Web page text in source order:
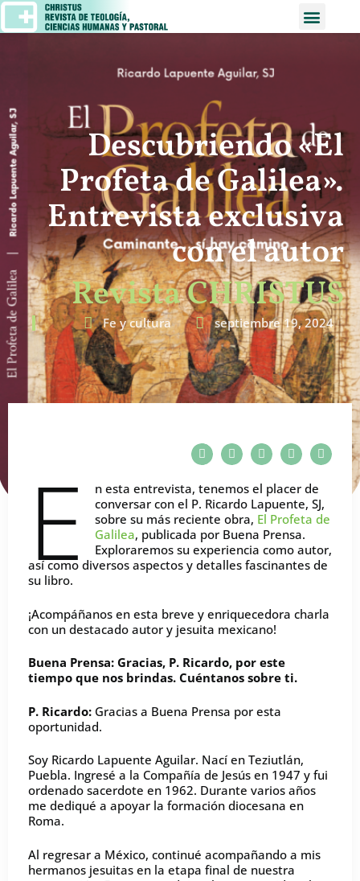
Descubriendo «El
Profeta de Galilea».
Entrevista exclusiva
con el autor
Revista CHRISTUS
Fe y cultura septiembre 19, 2024
E
n esta entrevista, tenemos el placer de
conversar con el P. Ricardo Lapuente, SJ,
sobre su más reciente obra, El Profeta de
Galilea, publicada por Buena Prensa.
Exploraremos su experiencia como autor,
así como diversos aspectos y detalles fascinantes de
su libro.
¡Acompáñanos en esta breve y enriquecedora charla
con un destacado autor y jesuita mexicano!
Buena Prensa: Gracias, P. Ricardo, por este
tiempo que nos brindas. Cuéntanos sobre ti.
P. Ricardo: Gracias a Buena Prensa por esta
oportunidad.
Soy Ricardo Lapuente Aguilar. Nací en Teziutlán,
Puebla. Ingresé a la Compañía de Jesús en 1947 y fui
ordenado sacerdote en 1962. Durante varios años
me dediqué a apoyar la formación diocesana en
Roma.
Al regresar a México, continué acompañando a mis
hermanos jesuitas en la etapa final de nuestra